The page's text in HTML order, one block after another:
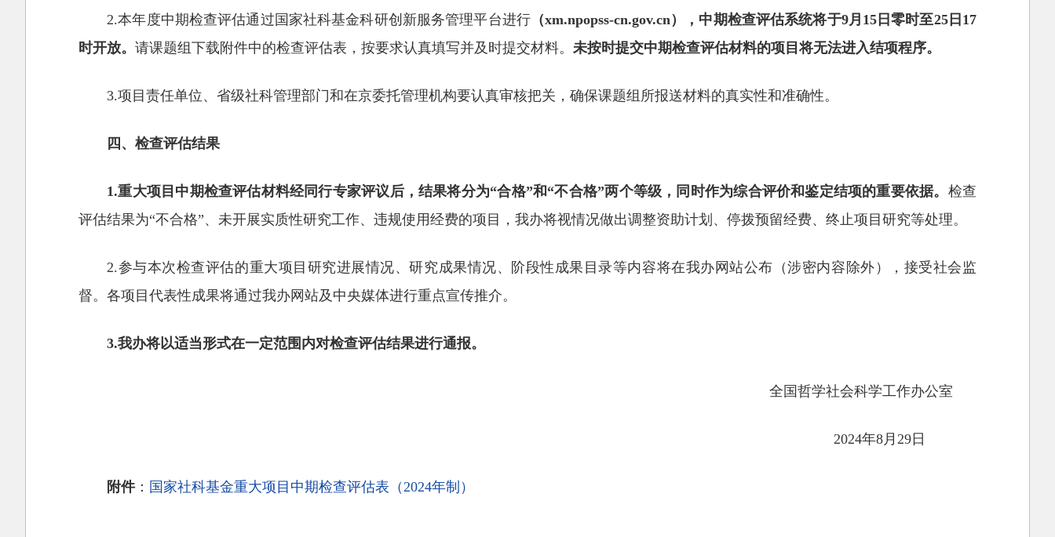
2.本年度中期检查评估通过国家社科基金科研创新服务管理平台进行（xm.npopss-cn.gov.cn），中期检查评估系统将于9月15日零时至25日17
时开放。请课题组下载附件中的检查评估表，按要求认真填写并及时提交材料。 未按时提交中期检查评估材料的项目将无法进入结项程序。
3.项目责任单位、省级社科管理部门和在京委托管理机构要认真审核把关，确保课题组所报送材料的真实性和准确性。
四、检查评估结果
1.重大项目中期检查评估材料经同行专家评议后，结果将分为“合格”和“不合格”两个等级，同时作为综合评价和鉴定结项的重要依据。 检查
评估结果为“不合格”、未开展实质性研究工作、违规使用经费的项目，我办将视情况做出调整资助计划、停拨预留经费、终止项目研究等处理。
2.参与本次检查评估的重大项目研究进展情况、研究成果情况、阶段性成果目录等内容将在我办网站公布（涉密内容除外），接受社会监
督。各项目代表性成果将通过我办网站及中央媒体进行重点宣传推介。
3.我办将以适当形式在一定范围内对检查评估结果进行通报。
全国哲学社会科学工作办公室
2024年8月29日
附件： 国家社科基金重大项目中期检查评估表（2024年制）